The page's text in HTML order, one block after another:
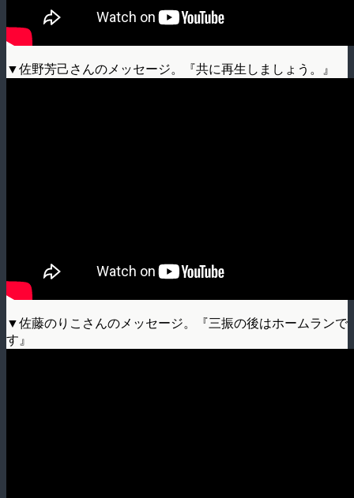
▼佐野芳己さんのメッセージ。『共に再生しましょう。』
▼佐藤のりこさんのメッセージ。『三振の後はホームランで
す』